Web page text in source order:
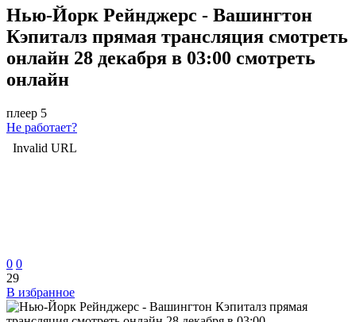
Нью-Йорк Рейнджерс - Вашингтон
Кэпиталз прямая трансляция смотреть
онлайн 28 декабря в 03:00 смотреть
онлайн
плеер 5
Не работает?
0 0
29
В избранное